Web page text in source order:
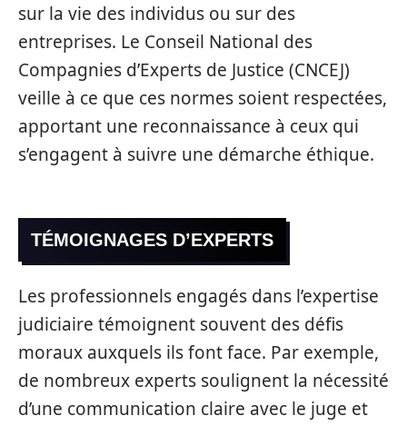
sur la vie des individus ou sur des
entreprises. Le Conseil National des
Compagnies d’Experts de Justice (CNCEJ)
veille à ce que ces normes soient respectées,
apportant une reconnaissance à ceux qui
s’engagent à suivre une démarche éthique.
TÉMOIGNAGES D’EXPERTS
Les professionnels engagés dans l’expertise
judiciaire témoignent souvent des défis
moraux auxquels ils font face. Par exemple,
de nombreux experts soulignent la nécessité
d’une communication claire avec le juge et